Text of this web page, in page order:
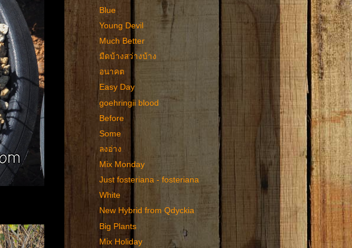
Blue
Young Devil
Much Better
มืดบ้างสว่างบ้าง
อนาคต
Easy Day
goehringii blood
Before
Some
ลงอ่าง
Mix Monday
Just fosteriana - fosteriana
White
New Hybrid from Qdyckia
Big Plants
Mix Holiday